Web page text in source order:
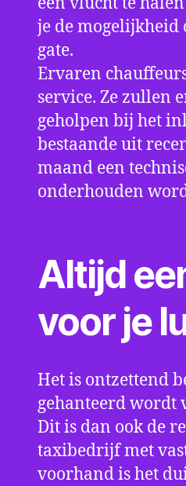
je de mogelijkheid
gate.
Ervaren
service. Ze zullen
geholpen bij het
bestaande uit
maand een
onderhouden
Altijd
voor je
Het is ontzettend
gehanteerd wordt
Dit is dan ook de
taxibedrijf met
voorhand is het